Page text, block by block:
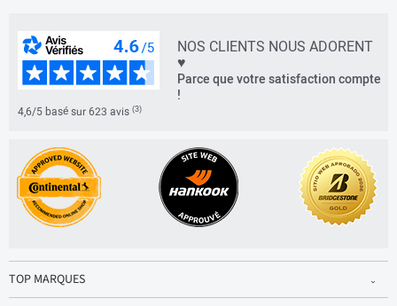
NOS CLIENTS NOUS ADORENT
♥
Parce que votre satisfaction compte
!
4,6/5 basé sur 623 avis (3)
TOP MARQUES